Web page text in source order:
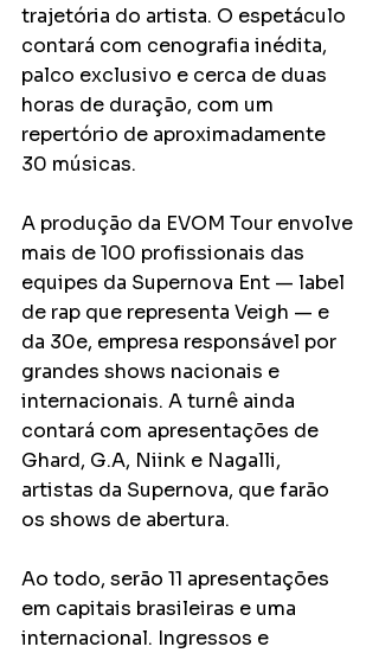
trajetória do artista. O espetáculo
contará com cenografia inédita,
palco exclusivo e cerca de duas
horas de duração, com um
repertório de aproximadamente
30 músicas.
A produção da EVOM Tour envolve
mais de 100 profissionais das
equipes da Supernova Ent — label
de rap que representa Veigh — e
da 30e, empresa responsável por
grandes shows nacionais e
internacionais. A turnê ainda
contará com apresentações de
Ghard, G.A, Niink e Nagalli,
artistas da Supernova, que farão
os shows de abertura.
Ao todo, serão 11 apresentações
em capitais brasileiras e uma
internacional. Ingressos e